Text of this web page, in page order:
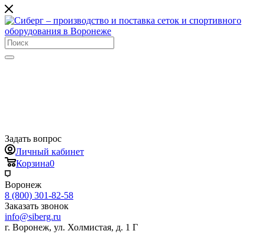
Задать вопрос
Личный кабинет
Корзина0
Воронеж
8 (800) 301-82-58
Заказать звонок
info@siberg.ru
г. Воронеж, ул. Холмистая, д. 1 Г